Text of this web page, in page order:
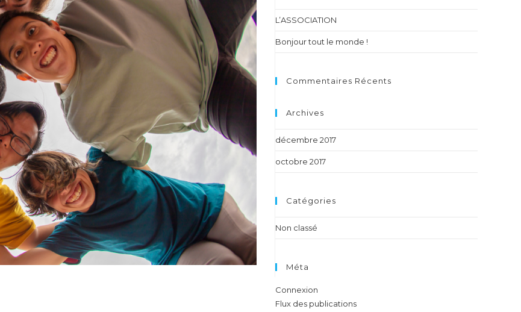
L’ASSOCIATION
Bonjour tout le monde !
Commentaires Récents
Archives
décembre 2017
octobre 2017
Catégories
Non classé
Méta
Connexion
Flux des publications